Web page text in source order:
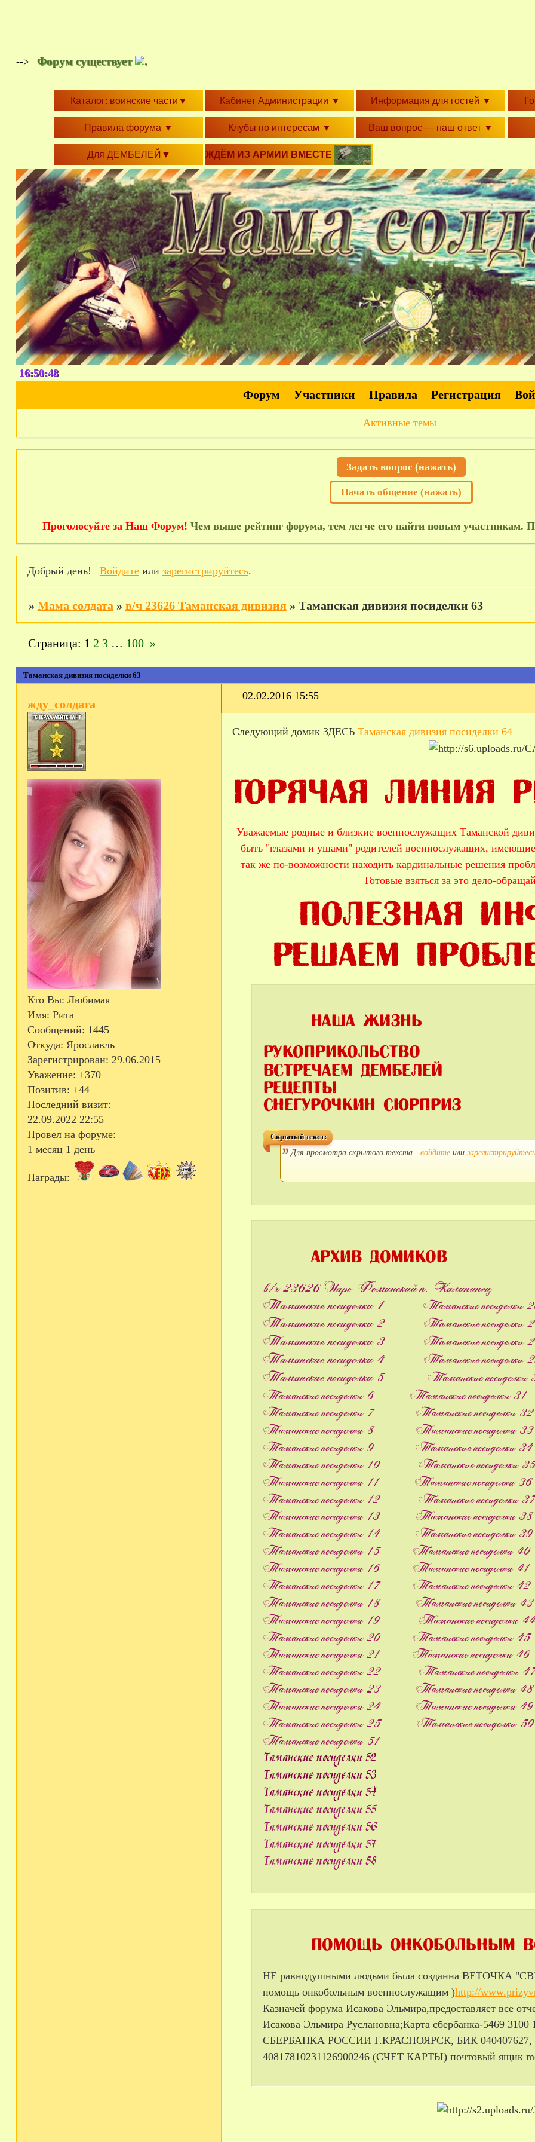
--> Форум существует .
Каталог: воинские части ▼ Кабинет Администрации ▼ Информация для гостей ▼
Правила форума ▼ Клубы по интересам ▼ Ваш вопрос — наш ответ ▼
Для ДЕМБЕЛЕЙ ▼ ЖДЁМ ИЗ АРМИИ ВМЕСТЕ
16:50:49
Форум Участники Правила Регистрация
Активные темы
Задать вопрос (нажать)
Начать общение (нажать)
Проголосуйте за Наш Форум! Чем выше рейтинг форума, тем легче его найти новым участникам.
Добрый день! Войдитеили зарегистрируйтесь.
» Мама солдата » в/ч 23626 Таманская дивизия » Таманская дивизия посиделки 63
Таманская дивизия посиделки 63
Страница: 1 2 3 … 100 »
02.02.2016 15:55
жду_солдата
Кто Вы: Любимая
Имя: Рита
Сообщений: 1445
Откуда: Ярославль
Зарегистрирован: 29.06.2015
Уважение: +370
Позитив: +44
Последний визит:
22.09.2022 22:55
Провел на форуме:
1 месяц 1 день
Награды:
Следующий домик ЗДЕСЬ Таманская дивизия посиделки 64
Уважаемые родные и близкие военнослужащих Таманской
быть "глазами и ушами" родителей военнослужащих,
так же по-возможности находить кардинальные решения
Готовые взяться за это дело-
Скрытый текст:
Для просмотра скрытого текста -войдите или
НЕ равнодушными людьми была созданна
помощь онкобольным военнослужащим )http://
Казначей форума Исакова Эльмира,предоставляет все
Исакова Эльмира Руслановна;Карта сбербанка-5469
СБЕРБАНКА РОССИИ Г.КРАСНОЯРСК, БИК 040407627,
40817810231126900246 (СЧЕТ КАРТЫ) почтовый ящик